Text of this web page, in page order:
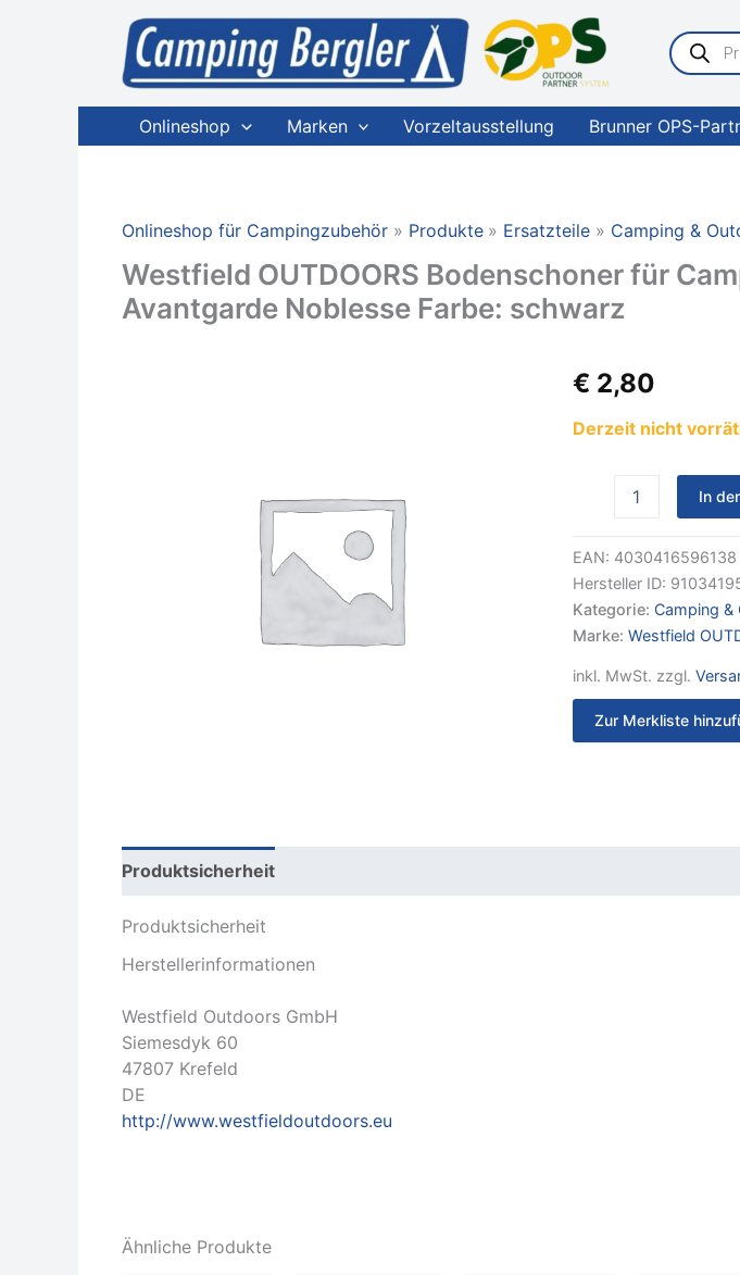
Products
search
Onlineshop Marken Vorzeltausstellung Brunner OPS-
Onlineshop für Campingzubehör Produkte Ersatzteile Camping &
Westfield OUTDOORS Bodenschoner für
Avantgarde Noblesse Farbe: schwarz
€ 2,80
Derzeit nicht
Westfield
OUTDOORS
für
Noblesse
Menge
In
EAN: 4030416596138
Hersteller ID:
Kategorie: Camping &
Marke: Westfield
inkl. MwSt. zzgl.
Zur Merkliste
Produktsicherheit
Produktsicherheit
Herstellerinformationen
Westfield Outdoors GmbH
Siemesdyk 60
47807 Krefeld
DE
http://www.westfieldoutdoors.eu
Ähnliche Produkte